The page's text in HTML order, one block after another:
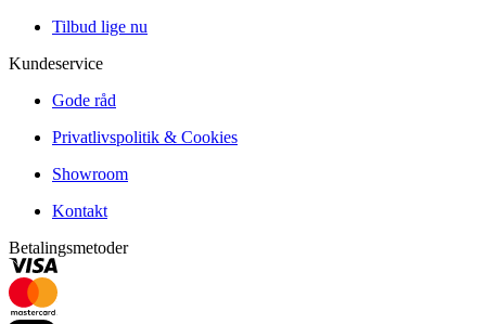
Tilbud lige nu
Kundeservice
Gode råd
Privatlivspolitik & Cookies
Showroom
Kontakt
Betalingsmetoder